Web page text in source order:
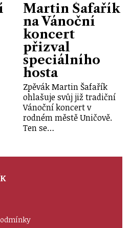
Martin Šafařík
na Vánoční
koncert
přizval
speciálního
hosta
Zpěvák Martin Šafařík
ohlašuje svůj již tradiční
Vánoční koncert v
rodném městě Uničově.
Ten se…